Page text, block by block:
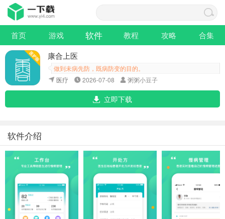
首页 游戏 软件 教程 攻略 合集
康合上医
做到未病先防，既病防变的目的。
医疗
2026-07-08 粥粥小豆子
立即下载
软件介绍